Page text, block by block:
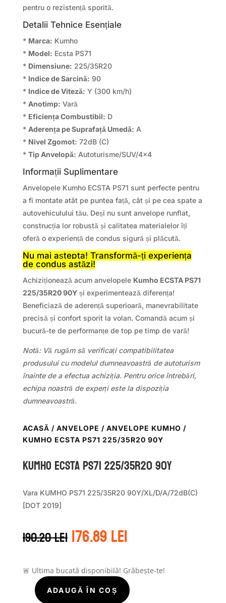
pentru o rezistență sporită.
Detalii Tehnice Esențiale
* Marca: Kumho
* Model: Ecsta PS71
* Dimensiune: 225/35R20
* Indice de Sarcină: 90
* Indice de Viteză: Y (300 km/h)
* Anotimp: Vară
* Eficiența Combustibil: D
* Aderența pe Suprafață Umedă: A
* Nivel Zgomot: 72dB (C)
* Tip Anvelopă: Autoturisme/SUV/4×4
Informații Suplimentare
Anvelopele Kumho ECSTA PS71 sunt perfecte pentru
a fi montate atât pe puntea față, cât și pe cea spate a
autovehiculului tău. Deși nu sunt anvelope runflat,
construcția lor robustă și calitatea materialelor îți
oferă o experiență de condus sigură și plăcută.
Nu mai aștepta! Transformă-ți experiența
de condus astăzi!
Achiziționează acum anvelopele Kumho ECSTA PS71
225/35R20 90Yși experimentează diferența!
Beneficiază de aderență superioară, manevrabilitate
precisă și confort sporit la volan. Comandă acum și
bucură-te de performanțe de top pe timp de vară!
Notă: Vă rugăm să verificați compatibilitatea
produsului cu modelul dumneavoastră de autoturism
înainte de a efectua achiziția. Pentru orice întrebări,
echipa noastră de experți este la dispoziția
dumneavoastră.
ACASĂ / ANVELOPE / ANVELOPE KUMHO /
KUMHO ECSTA PS71 225/35R20 90Y
Kumho ECSTA PS71 225/35R20 90Y
Vara KUMHO PS71 225/35R20 90Y/XL/D/A/72dB(C)
[DOT 2019]
190.20lei Prețul
inițial
fost:
190.20 lei.
176.89leiPrețul
curent
176.89 lei.
🚨 Ultima bucată disponibilă! Grăbește-te!
CantitateADAUGĂ ÎN COȘ